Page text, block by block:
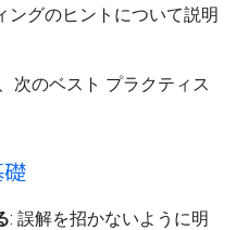
ングのヒントについて説明
次のベスト プラクティス
: 誤解を招かないように明